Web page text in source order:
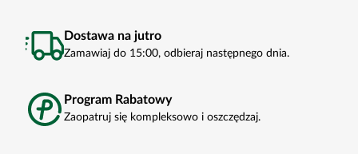
Dostawa na jutro
Zamawiaj do 15:00, odbieraj następnego dnia.
Program Rabatowy
Zaopatruj się kompleksowo i oszczędzaj.